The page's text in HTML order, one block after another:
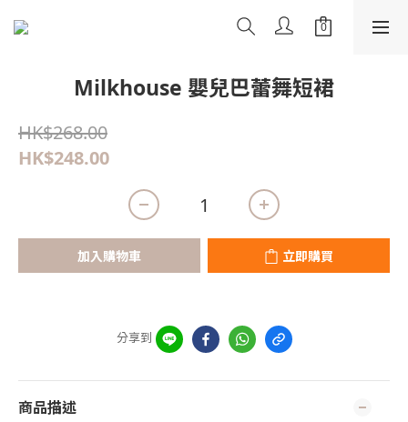
Milkhouse 嬰兒巴蕾舞短裙
HK$268.00
HK$248.00
加入購物車 立即購買
分享到
商品描述